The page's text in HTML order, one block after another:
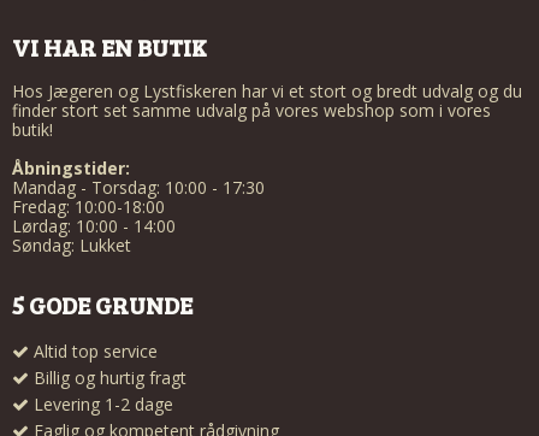
VI HAR EN BUTIK
Hos Jægeren og Lystfiskeren har vi et stort og bredt udvalg og du
finder stort set samme udvalg på vores webshop som i vores
butik!
Åbningstider:
Mandag - Torsdag: 10:00 - 17:30
Fredag: 10:00-18:00
Lørdag: 10:00 - 14:00
Søndag: Lukket
5 GODE GRUNDE
Altid top service
Billig og hurtig fragt
Levering 1-2 dage
Faglig og kompetent rådgivning